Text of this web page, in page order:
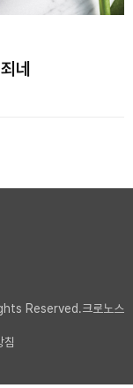
네
침
Reserved.크로노스